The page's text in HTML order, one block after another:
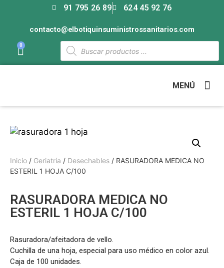
91 795 26 89 624 45 92 76
contacto@elbotiquinsuministrossanitarios.com
0
MENÚ
Inicio / Geriatría / Desechables / RASURADORA MEDICA NO
ESTERIL 1 HOJA C/100
RASURADORA MEDICA NO
ESTERIL 1 HOJA C/100
Rasuradora/afeitadora de vello.
Cuchilla de una hoja, especial para uso médico en color azul.
Caja de 100 unidades.